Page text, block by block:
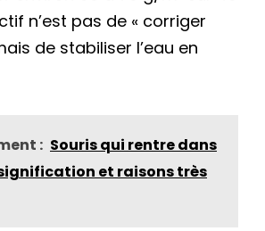
n’est pas de « corriger
de stabiliser l’eau en
: Souris qui rentre dans
et raisons très